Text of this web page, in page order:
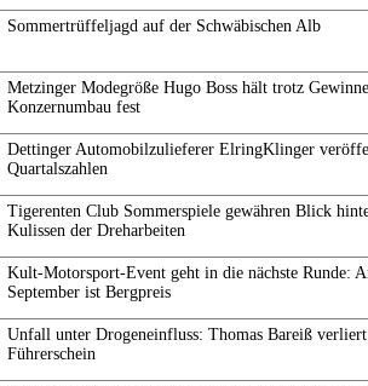
Sommertrüffeljagd auf der Schwäbischen Alb
Metzinger Modegröße Hugo Boss hält trotz
Konzernumbau fest
Dettinger Automobilzulieferer ElringKlinger
Quartalszahlen
Tigerenten Club Sommerspiele gewähren Blick
Kulissen der Dreharbeiten
Kult-Motorsport-Event geht in die nächste Runde:
September ist Bergpreis
Unfall unter Drogeneinfluss: Thomas Bareiß verliert
Führerschein